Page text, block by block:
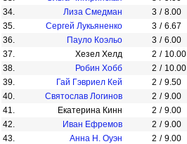
34.
Лиза Смедман 3 / 8.00
35.
Сергей Лукьяненко 3 / 6.67
36.
Пауло Коэльо 3 / 6.00
37.
Хезел Хелд 2 / 10.00
38.
Робин Хобб 2 / 10.00
39.
Гай Гэвриел Кей 2 / 9.50
40.
Святослав Логинов 2 / 9.00
41.
Екатерина Кинн 2 / 9.00
42.
Иван Ефремов 2 / 9.00
43.
Анна Н. Оуэн 2 / 9.00